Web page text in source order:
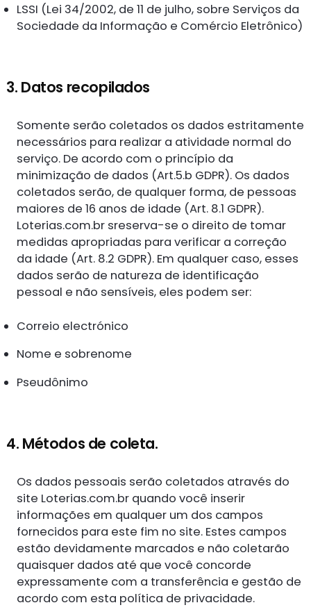
LSSI (Lei 34/2002, de 11 de julho, sobre Serviços da
Sociedade da Informação e Comércio Eletrônico)
3. Datos recopilados
Somente serão coletados os dados estritamente
necessários para realizar a atividade normal do
serviço. De acordo com o princípio da
minimização de dados (Art.5.b GDPR). Os dados
coletados serão, de qualquer forma, de pessoas
maiores de 16 anos de idade (Art. 8.1 GDPR).
Loterias.com.br sreserva-se o direito de tomar
medidas apropriadas para verificar a correção
da idade (Art. 8.2 GDPR). Em qualquer caso, esses
dados serão de natureza de identificação
pessoal e não sensíveis, eles podem ser:
Correio electrónico
Nome e sobrenome
Pseudônimo
4. Métodos de coleta.
Os dados pessoais serão coletados através do
site Loterias.com.br quando você inserir
informações em qualquer um dos campos
fornecidos para este fim no site. Estes campos
estão devidamente marcados e não coletarão
quaisquer dados até que você concorde
expressamente com a transferência e gestão de
acordo com esta política de privacidade.